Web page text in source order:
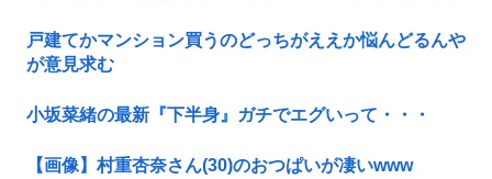
戸建てかマンション買うのどっちがええか悩んどるんや
が意見求む
小坂菜緒の最新『下半身』ガチでエグいって・・・
【画像】村重杏奈さん(30)のおつぱいが凄いwww